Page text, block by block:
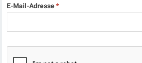
E-Mail-Adresse*